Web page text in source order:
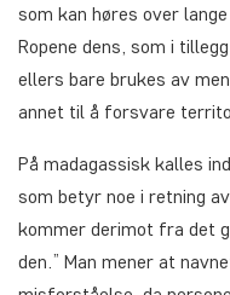
som kan høres over
Ropene dens, som i
ellers bare brukes av
annet til å forsvare
På madagassisk kalles
som betyr noe i retning
kommer derimot fra det
den.” Man mener at